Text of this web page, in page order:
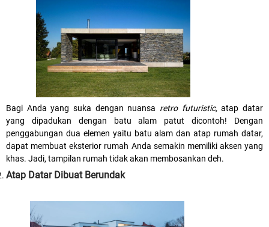
Bagi Anda yang suka dengan nuansa retro futuristic,atap datar
yang dipadukan dengan batu alam patut dicontoh! Dengan
penggabungan dua elemen yaitu batu alam dan atap rumah datar,
dapat membuat eksterior rumah Anda semakin memiliki aksen yang
khas. Jadi, tampilan rumah tidak akan membosankan deh.
Atap Datar Dibuat Berundak